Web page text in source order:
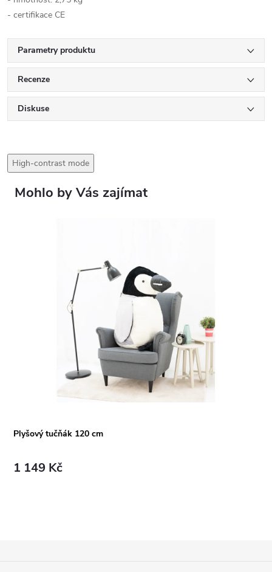
- certifikace CE
Parametry produktu
Recenze
Diskuse
High-contrast mode
Plyšový tučňák 120 cm
1 149 Kč